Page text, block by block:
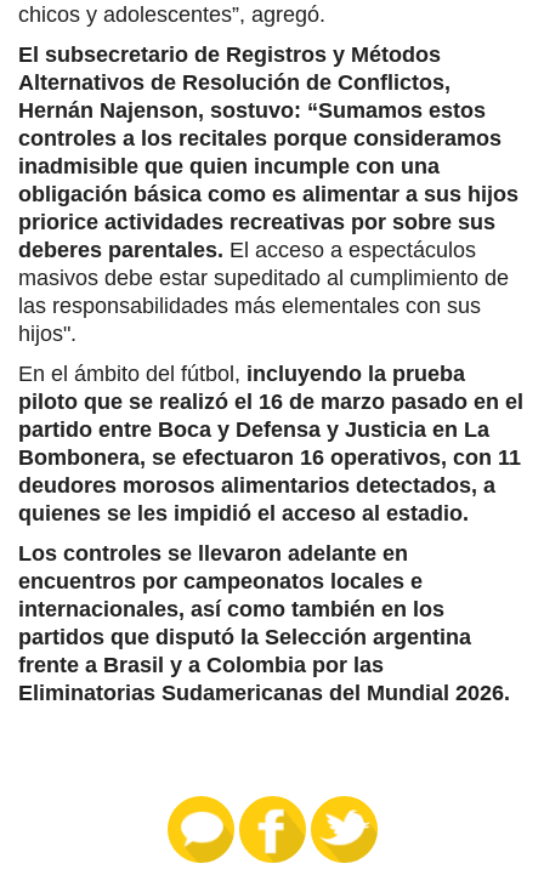
chicos y adolescentes”, agregó.
El subsecretario de Registros y Métodos
Alternativos de Resolución de Conflictos,
Hernán Najenson, sostuvo: “Sumamos estos
controles a los recitales porque consideramos
inadmisible que quien incumple con una
obligación básica como es alimentar a sus hijos
priorice actividades recreativas por sobre sus
deberes parentales. El acceso a espectáculos
masivos debe estar supeditado al cumplimiento de
las responsabilidades más elementales con sus
hijos".
En el ámbito del fútbol, incluyendo la prueba
piloto que se realizó el 16 de marzo pasado en el
partido entre Boca y Defensa y Justicia en La
Bombonera, se efectuaron 16 operativos, con 11
deudores morosos alimentarios detectados, a
quienes se les impidió el acceso al estadio.
Los controles se llevaron adelante en
encuentros por campeonatos locales e
internacionales, así como también en los
partidos que disputó la Selección argentina
frente a Brasil y a Colombia por las
Eliminatorias Sudamericanas del Mundial 2026.